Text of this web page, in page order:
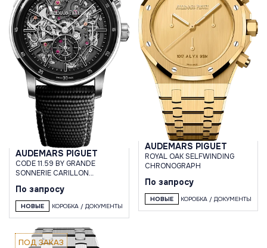
AUDEMARS PIGUET
CODE 11.59 BY GRANDE
SONNERIE CARILLON
По запросу
НОВЫЕ КОРОБКА / ДОКУМЕНТЫ
AUDEMARS PIGUET
ROYAL OAK SELFWINDING
CHRONOGRAPH
По запросу
НОВЫЕ КОРОБКА / ДОКУМЕНТЫ
ПОД ЗАКАЗ